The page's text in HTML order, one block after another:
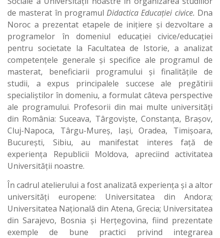
de masterat în programulDidactica Educației civice. Dna
Noroc a prezentat etapele de inițiere și dezvoltare a
programelor în domeniul educației civice/educației
pentru societate la Facultatea de Istorie, a analizat
competențele generale și specifice ale programul de
masterat, beneficiarii programului și finalitățile de
studii, a expus principalele succese ale pregătirii
specialiștilor în domeniu, a formulat câteva perspective
ale programului. Profesorii din mai multe universități
din România: Suceava, Târgoviște, Constanța, Brașov,
Cluj-Napoca, Târgu-Mureș, Iași, Oradea, Timișoara,
București, Sibiu, au manifestat interes față de
experiența Republicii Moldova, apreciind activitatea
Universității noastre.
În cadrul atelierului a fost analizată experiența și a altor
universități europene: Universitatea din Andora;
Universitatea Națională din Atena, Grecia; Universitatea
din Sarajevo, Bosnia și Herțegovina, fiind prezentate
exemple de bune practici privind integrarea